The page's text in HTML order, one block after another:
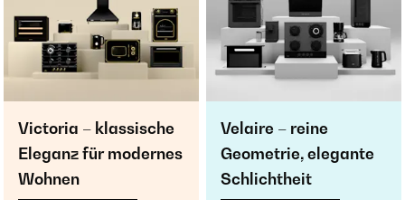
Victoria – klassische
Eleganz für modernes
Wohnen
Velaire – reine
Geometrie, elegante
Schlichtheit